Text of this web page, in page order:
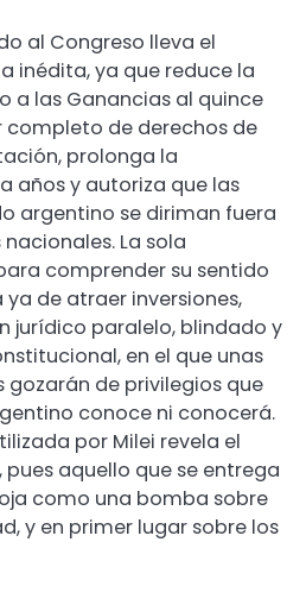
al Congreso lleva el
inédita, ya que reduce la
a las Ganancias al quince
completo de derechos de
prolonga la
años y autoriza que las
argentino se diriman fuera
La sola
comprender su sentido
de atraer inversiones,
jurídico paralelo, blindado y
en el que unas
de privilegios que
conoce ni conocerá.
por Milei revela el
aquello que se entrega
como una bomba sobre
y en primer lugar sobre los